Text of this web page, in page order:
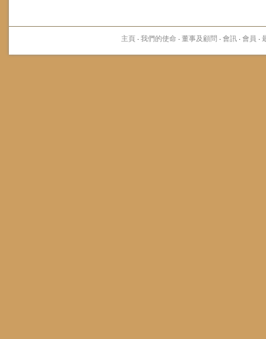
主頁·我們的使命 ·董事及顧問 ·會訊·會員 ·